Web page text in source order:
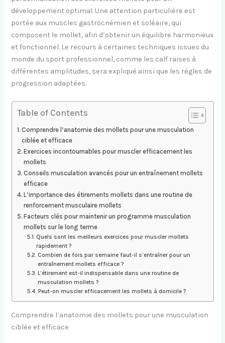
développement optimal. Une attention particulière est
portée aux muscles gastrocnémien et soléaire, qui
composent le mollet, afin d’obtenir un équilibre harmonieux
et fonctionnel. Le recours à certaines techniques issues du
monde du sport professionnel, comme les calf raises à
différentes amplitudes, sera expliqué ainsi que les règles de
progression adaptées.
Table of Contents
Comprendre l’anatomie des mollets pour une musculation
ciblée et efficace
Exercices incontournables pour muscler efficacement les
mollets
Conseils musculation avancés pour un entraînement mollets
efficace
L’importance des étirements mollets dans une routine de
renforcement musculaire mollets
Facteurs clés pour maintenir un programme musculation
mollets sur le long terme
Quels sont les meilleurs exercices pour muscler mollets
rapidement ?
Combien de fois par semaine faut-il s’entraîner pour un
entraînement mollets efficace ?
L’étirement est-il indispensable dans une routine de
musculation mollets ?
Peut-on muscler efficacement les mollets à domicile ?
Comprendre l’anatomie des mollets pour une musculation
ciblée et efficace